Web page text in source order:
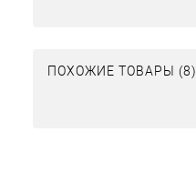
ПОХОЖИЕ ТОВАРЫ (8)